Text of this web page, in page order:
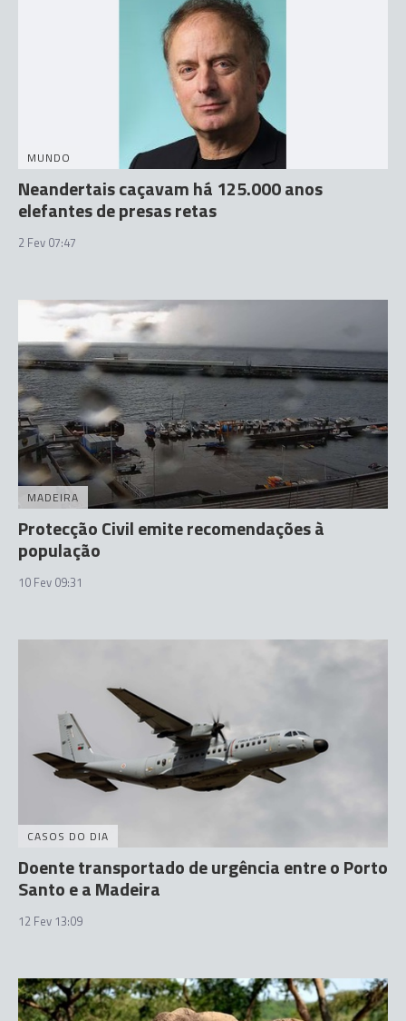
MUNDO
Neandertais caçavam há 125.000 anos
elefantes de presas retas
2 Fev 07:47
MADEIRA
Protecção Civil emite recomendações à
população
10 Fev 09:31
CASOS DO DIA
Doente transportado de urgência entre o Porto
Santo e a Madeira
12 Fev 13:09